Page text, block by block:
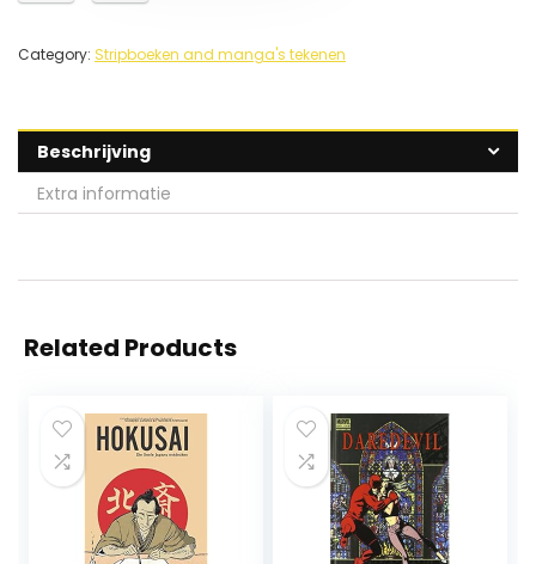
Category: Stripboeken and manga's tekenen
Beschrijving
Extra informatie
Related Products